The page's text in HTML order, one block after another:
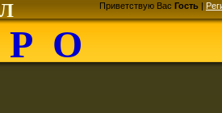
Приветствую Вас Гость |
Р О